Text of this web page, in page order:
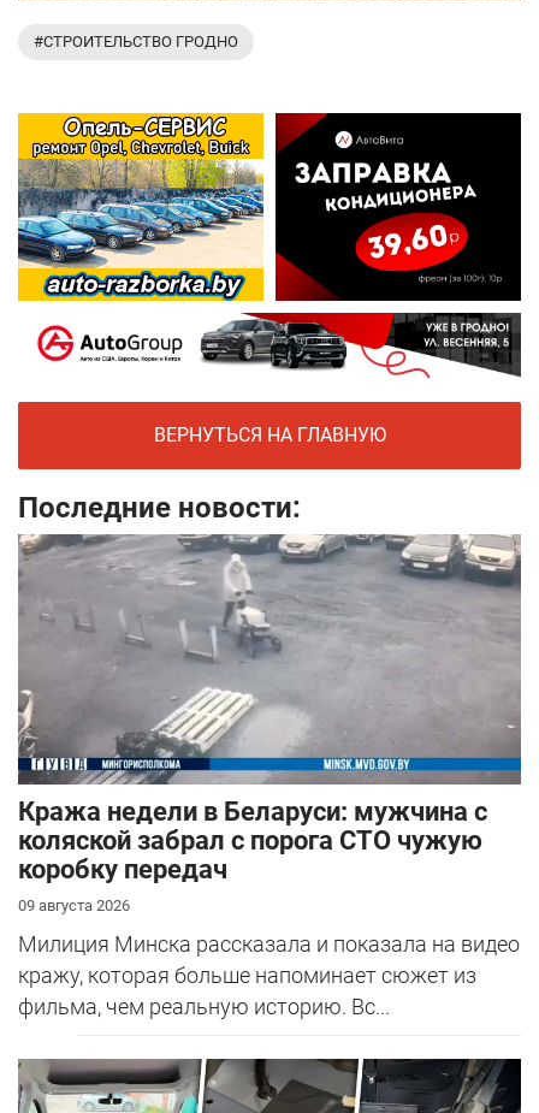
#СТРОИТЕЛЬСТВО ГРОДНО
ВЕРНУТЬСЯ НА ГЛАВНУЮ
Последние новости:
Кража недели в Беларуси: мужчина с
коляской забрал с порога СТО чужую
коробку передач
09 августа 2026
Милиция Минска рассказала и показала на видео
кражу, которая больше напоминает сюжет из
фильма, чем реальную историю. Вс...